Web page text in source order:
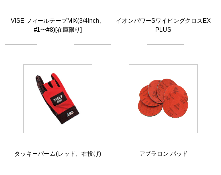
VISE フィールテープMIX(3/4inch、
#1〜#8)[在庫限り]
イオンパワーSワイピングクロスEX
PLUS
タッキーパーム(レッド、右投げ) アブラロン パッド